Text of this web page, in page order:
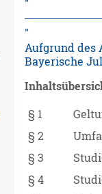
Aufgrund des
Bayerische
§ 1
§ 2
§ 3
§ 4